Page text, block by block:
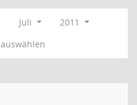
Juli
2011